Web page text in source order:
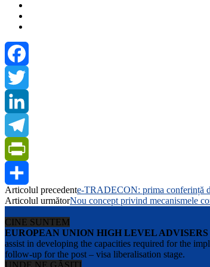
Facebook
Twitter
LinkedIn
Telegram
PrintFriendly
Share
Articolul precedente-TRADECON: prima conferință
Articolul următorNou concept privind mecanismele
CINE SUNTEM
EUROPEAN UNION HIGH LEVEL
assist in developing the capacities required for the
follow-up for the post – visa liberalisation stage.
UNDE NE GĂSIȚI